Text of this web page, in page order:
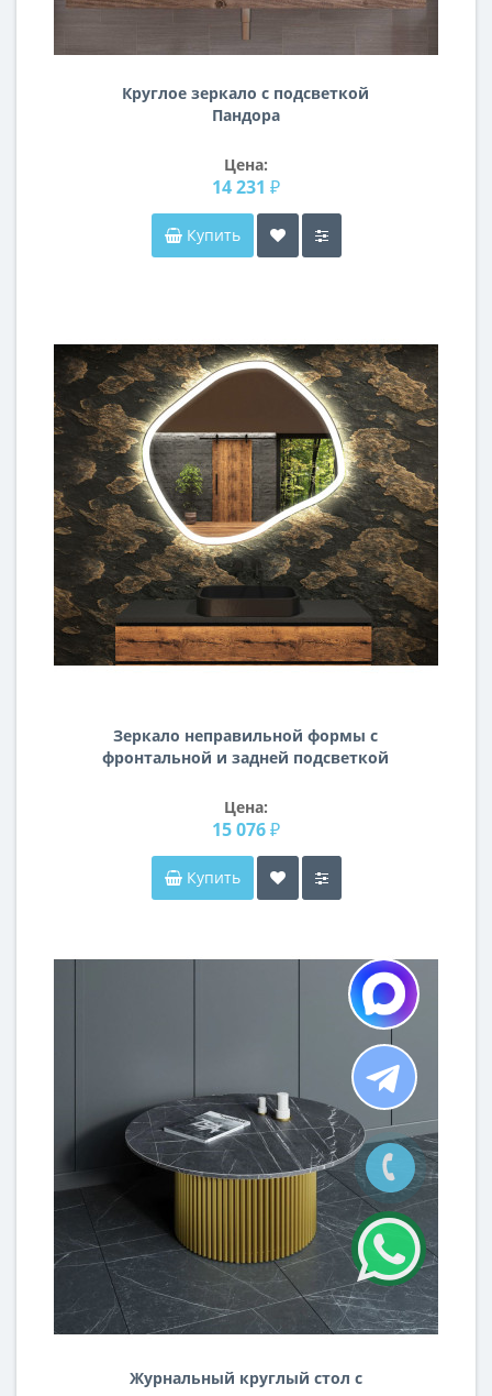
Круглое зеркало с подсветкой
Пандора
Цена:
14 231 ₽
Купить
Зеркало неправильной формы с
фронтальной и задней подсветкой
Цена:
15 076 ₽
Купить
Журнальный круглый стол с